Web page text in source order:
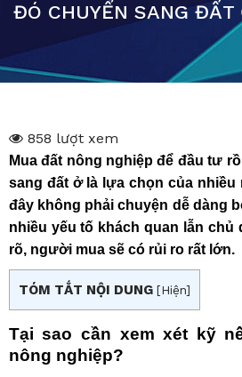
ĐÓ CHUYỂN SANG ĐẤT
858 lượt xem
Mua đất nông nghiệp để đầu tư
sang đất ở là lựa chọn của
đây không phải chuyện dễ dàng
nhiều yếu tố khách quan lẫn chủ
rõ, người mua sẽ có rủi ro rất lớn.
TÓM TẮT NỘI DUNG [Hiện]
Tại sao cần xem xét kỹ
nông nghiệp?